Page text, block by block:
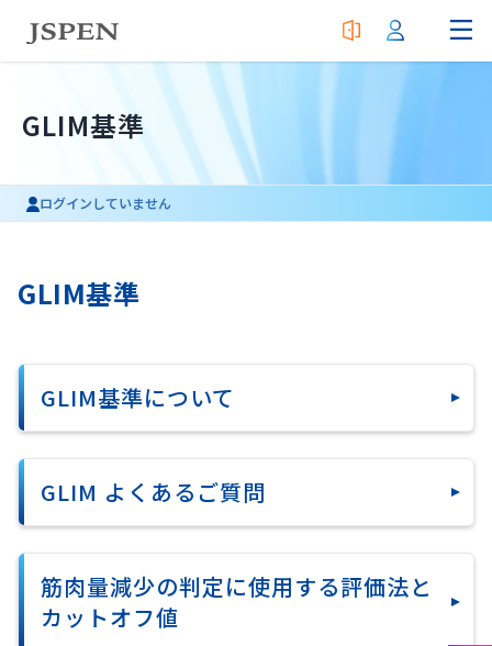
GLIM基準
ログインしていません
GLIM基準
GLIM基準について
GLIM よくあるご質問
筋肉量減少の判定に使用する評価法と
カットオフ値